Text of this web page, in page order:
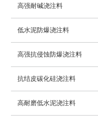
高强耐碱浇注料
低水泥防爆浇注料
高强抗侵蚀防爆浇注料
抗结皮碳化硅浇注料
高耐磨低水泥浇注料